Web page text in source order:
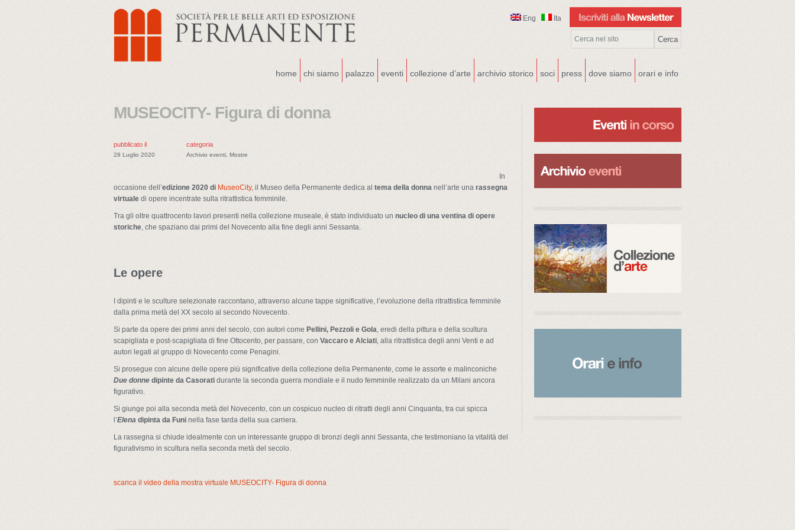
Eng Ita
home chi siamo palazzo eventi collezione d’arte archivio storico soci press dove siamo orari e info
MUSEOCITY- Figura di donna
pubblicato il
28 Luglio 2020
categoria
Archivio eventi Mostre
In
occasione dell’edizione 2020 di MuseoCity, il Museo della Permanente dedica al tema della donna nell’arte unarassegna
virtuale di opere incentrate sulla ritrattistica femminile.
Tra gli oltre quattrocento lavori presenti nella collezione museale, è stato individuato un nucleo di una ventina di opere
storiche, che spaziano dai primi del Novecento alla fine degli anni Sessanta.
Le opere
I dipinti e le sculture selezionate raccontano, attraverso alcune tappe significative, l’evoluzione della ritrattistica femminile
dalla prima metà del XX secolo al secondo Novecento.
Si parte da opere dei primi anni del secolo, con autori come Pellini, Pezzoli e Gola, eredi della pittura e della scultura
scapigliata e post-scapigliata di fine Ottocento, per passare, con Vaccaro e Alciati, alla ritrattistica degli anni Venti e ad
autori legati al gruppo di Novecento come Penagini.
Si prosegue con alcune delle opere più significative della collezione della Permanente, come le assorte e malinconiche
Due donne dipinte da Casorati durante la seconda guerra mondiale e il nudo femminile realizzato da un Milani ancora
figurativo.
Si giunge poi alla seconda metà del Novecento, con un cospicuo nucleo di ritratti degli anni Cinquanta, tra cui spicca
l’Elena dipinta da Funi nella fase tarda della sua carriera.
La rassegna si chiude idealmente con un interessante gruppo di bronzi degli anni Sessanta, che testimoniano la vitalità del
figurativismo in scultura nella seconda metà del secolo.
scarica il video della mostra virtuale MUSEOCITY- Figura di donna